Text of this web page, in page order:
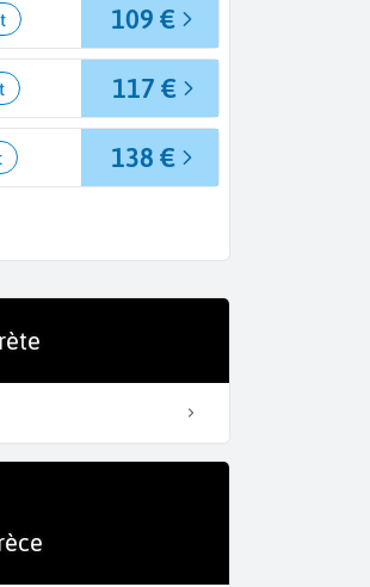
109 €
117 €
138 €